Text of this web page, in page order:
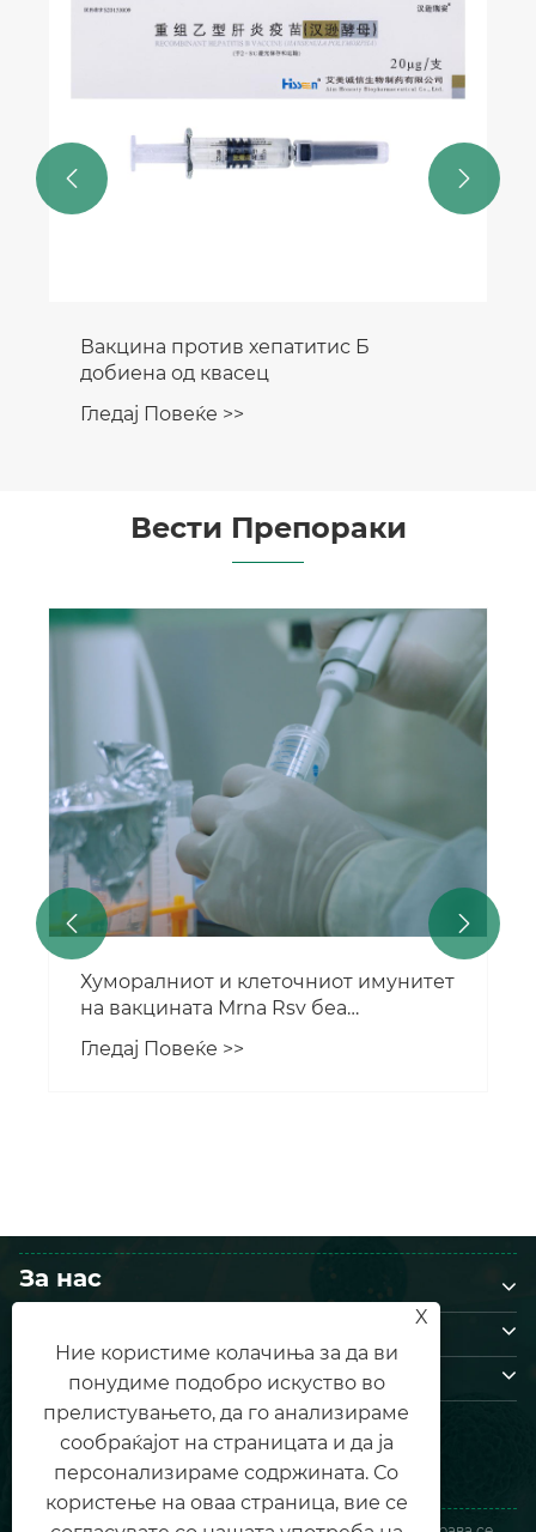
Вакцина против хепатитис Б
добиена од квасец
Гледај Повеќе >>
 
Вести Препораки
Хуморалниот и клеточниот имунитет
на вакцината Mrna Rsv беа
значително повисоки од оние на
производите на меѓународен пазар,
Гледај Повеќе >>
 
За нас
Контактирајте не
СЛЕДЕТЕ НЕ
X
Ние користиме колачиња за да ви
понудиме подобро искуство во
прелистувањето, да го анализираме
сообраќајот на страницата и да ја
персонализираме содржината. Со
користење на оваа страница, вие се